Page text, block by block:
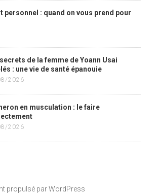
personnel : quand on vous prend pour
de la femme de Yoann Usai
: une vie de santé épanouie
2026
en musculation : le faire
2026
propulsé parWordPress